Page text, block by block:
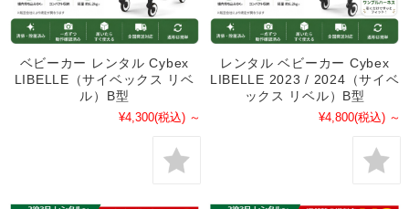
ベビーカー レンタル Cybex
LIBELLE（サイベックス リベ
ル）B型
¥4,300(税込) ～
レンタル ベビーカー Cybex
LIBELLE 2023 / 2024（サイベ
ックス リベル）B型
¥4,800(税込) ～